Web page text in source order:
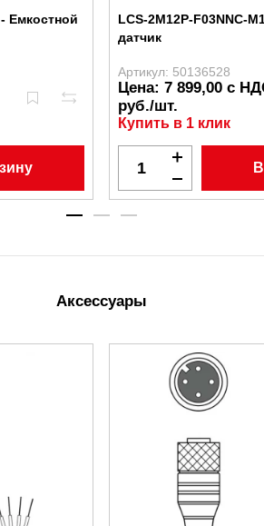
Емкостной
LCS-2M12P-F03NNC-
датчик
Артикул: 50136528
Цена: 7 899,00 с
руб./шт.
Купить в 1 клик
Аксессуары